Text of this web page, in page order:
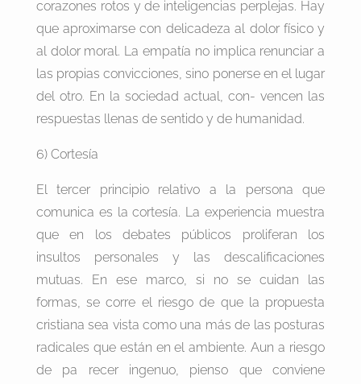
corazones rotos y de inteligencias perplejas. Hay
que aproximarse con delicadeza al dolor físico y
al dolor moral. La empatía no implica renunciar a
las propias convicciones, sino ponerse en el lugar
del otro. En la sociedad actual, con- vencen las
respuestas llenas de sentido y de humanidad.
6) Cortesía
El tercer principio relativo a la persona que
comunica es la cortesía. La experiencia muestra
que en los debates públicos proliferan los
insultos personales y las descalificaciones
mutuas. En ese marco, si no se cuidan las
formas, se corre el riesgo de que la propuesta
cristiana sea vista como una más de las posturas
radicales que están en el ambiente. Aun a riesgo
de pa recer ingenuo, pienso que conviene